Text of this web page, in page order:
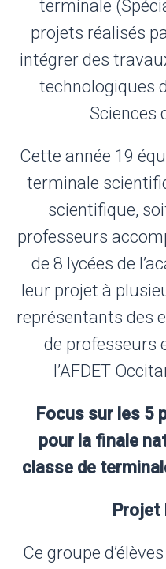
terminale
projets réalisés
intégrer des
technologiques
Sciences
Cette année 19
terminale
scientifique,
professeurs
de 8 lycées de
leur projet à
représentants des
de professeurs
l’AFDET
Focus sur les 5
pour la finale
classe de
Projet
Ce groupe